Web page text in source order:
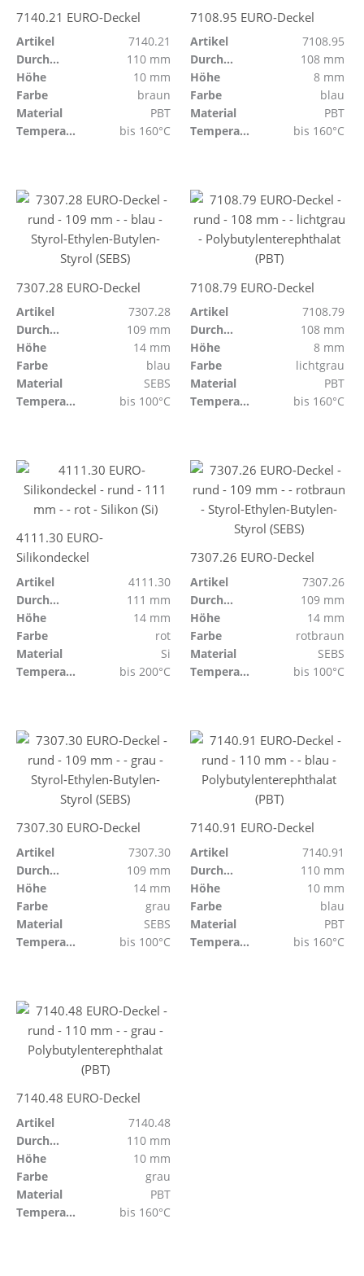
7140.21 EURO-Deckel
Artikel
7140.21
Durchmesser
110 mm
Höhe
10 mm
Farbe
braun
Material
PBT
Temperaturbeständig
bis 160°C
7108.95 EURO-Deckel
Artikel
7108.95
Durchmesser
108 mm
Höhe
8 mm
Farbe
blau
Material
PBT
Temperaturbeständig
bis 160°C
7307.28 EURO-Deckel
Artikel
7307.28
Durchmesser
109 mm
Höhe
14 mm
Farbe
blau
Material
SEBS
Temperaturbeständig
bis 100°C
7108.79 EURO-Deckel
Artikel
7108.79
Durchmesser
108 mm
Höhe
8 mm
Farbe
lichtgrau
Material
PBT
Temperaturbeständig
bis 160°C
4111.30 EURO-
Silikondeckel
Artikel
4111.30
Durchmesser
111 mm
Höhe
14 mm
Farbe
rot
Material
Si
Temperaturbeständig
bis 200°C
7307.26 EURO-Deckel
Artikel
7307.26
Durchmesser
109 mm
Höhe
14 mm
Farbe
rotbraun
Material
SEBS
Temperaturbeständig
bis 100°C
7307.30 EURO-Deckel
Artikel
7307.30
Durchmesser
109 mm
Höhe
14 mm
Farbe
grau
Material
SEBS
Temperaturbeständig
bis 100°C
7140.91 EURO-Deckel
Artikel
7140.91
Durchmesser
110 mm
Höhe
10 mm
Farbe
blau
Material
PBT
Temperaturbeständig
bis 160°C
7140.48 EURO-Deckel
Artikel
7140.48
Durchmesser
110 mm
Höhe
10 mm
Farbe
grau
Material
PBT
Temperaturbeständig
bis 160°C